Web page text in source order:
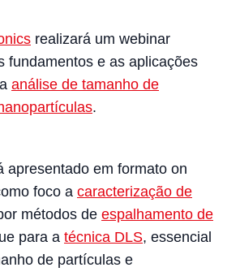
realizará um webinar
fundamentos e as aplicações
análise de tamanho de
.
apresentado em formato on
foco a caracterização de
métodos de espalhamento de
para a técnica DLS, essencial
de partículas e